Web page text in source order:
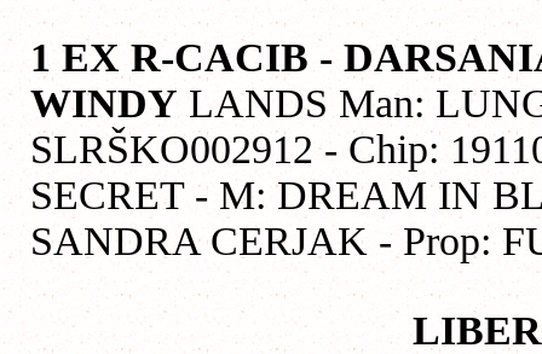
1 EX R-CACIB -
WINDY LANDS Man:
SLRŠKO002912 - Chip:
SECRET - M: DREAM IN
SANDRA CERJAK - Prop: